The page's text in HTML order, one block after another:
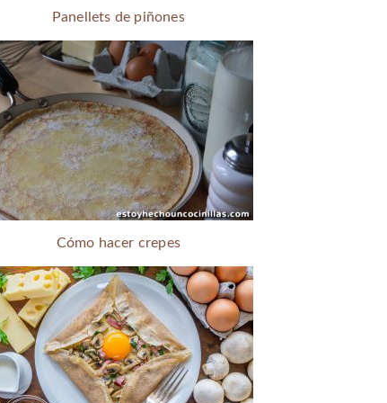
Panellets de piñones
Cómo hacer crepes